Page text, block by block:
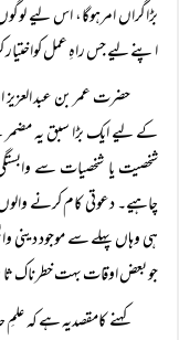
بڑاگراں امرہوگا، اس لیے
اپنے لیے جس راہِ عمل
حضرت عمر بن عبد
کے لیے ایک بڑا سبق یہ
شخصیت یا شخصیات سے
چاہیے۔ دعوتی کام کرنے
ہی وہاں پہلے سے موجود دینی
جو بعض اوقات بہت خطرناک
کہنے کامقصدیہ ہے کہ